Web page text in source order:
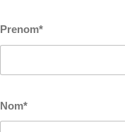
Prenom*
Nom*